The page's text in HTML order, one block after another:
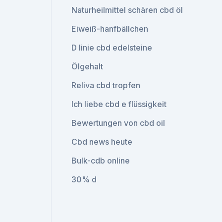
Naturheilmittel schären cbd öl
Eiweiß-hanfbällchen
D linie cbd edelsteine
Ölgehalt
Reliva cbd tropfen
Ich liebe cbd e flüssigkeit
Bewertungen von cbd oil
Cbd news heute
Bulk-cdb online
30% d